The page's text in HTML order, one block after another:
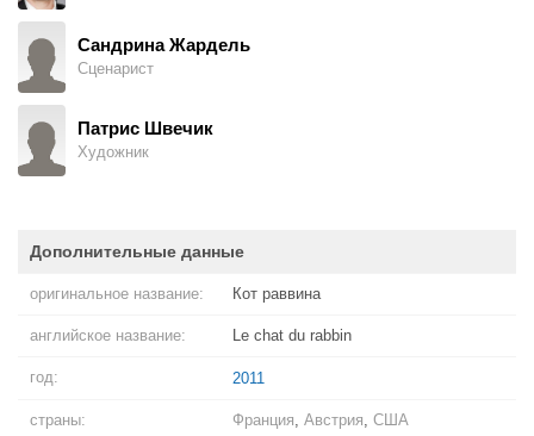
Сандрина Жардель
Сценарист
Патрис Швечик
Художник
Дополнительные данные
оригинальное название: Кот раввина
английское название: Le chat du rabbin
год: 2011
страны: Франция, Австрия, США